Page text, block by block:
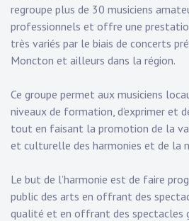
regroupe plus de 30 musiciens
professionnels et offre une
très variés par le biais de concerts
Moncton et ailleurs dans la région.
Ce groupe permet aux musiciens
niveaux de formation, d’exprimer et
tout en faisant la promotion de la
et culturelle des harmonies et de la
Le but de l’harmonie est de faire
public des arts en offrant des
qualité et en offrant des spectacles